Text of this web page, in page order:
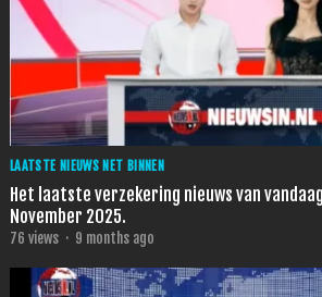
LAATSTE NIEUWS NET BINNEN
Het laatste verzekering nieuws van
November 2025.
76 views · 9 months ago